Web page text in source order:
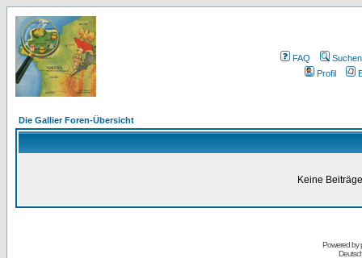
FAQ
Suchen
Profil
Die Gallier Foren-Übersicht
Keine
Powered by